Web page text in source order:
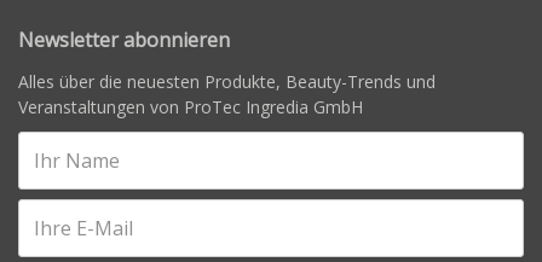
Newsletter abonnieren
Alles über die neuesten Produkte, Beauty-Trends und
Veranstaltungen von ProTec Ingredia GmbH